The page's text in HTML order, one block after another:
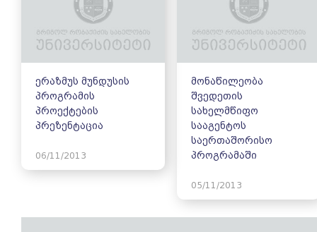
ერაზმუს მუნდუსის
პროგრამის
პროექტების
პრეზენტაცია
06/11/2013
მონაწილეობა
შვედეთის
სახელმწიფო
სააგენტოს
საერთაშორისო
პროგრამაში
05/11/2013